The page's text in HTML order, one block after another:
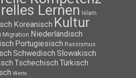
Lernen Islam
Koreanisch Kultur
Migration Niederländisch
Portugiesisch Rassismus
Schwedisch Slowakisch
Tschechisch Türkisch
Werte